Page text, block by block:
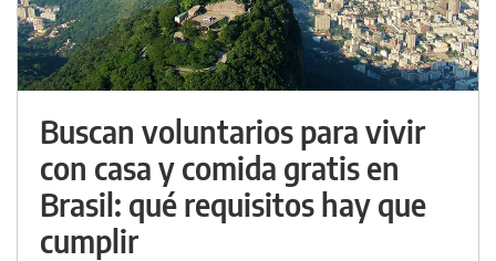
Buscan voluntarios para vivir
con casa y comida gratis en
Brasil: qué requisitos hay que
cumplir